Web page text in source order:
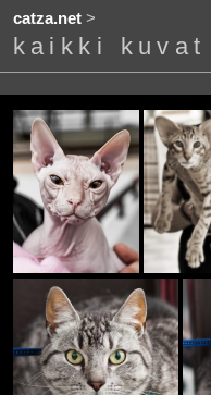
catza.net>
kaikki kuvat